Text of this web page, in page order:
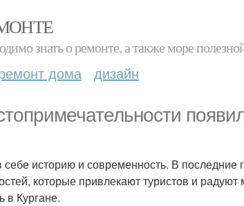
знать о ремонте, а также море
дома дизайн
себе историю и современность. В последние
которые привлекают туристов и
в Кургане.